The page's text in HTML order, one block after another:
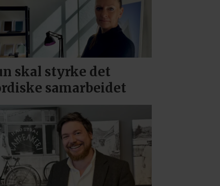
skal styrke det
samarbeidet